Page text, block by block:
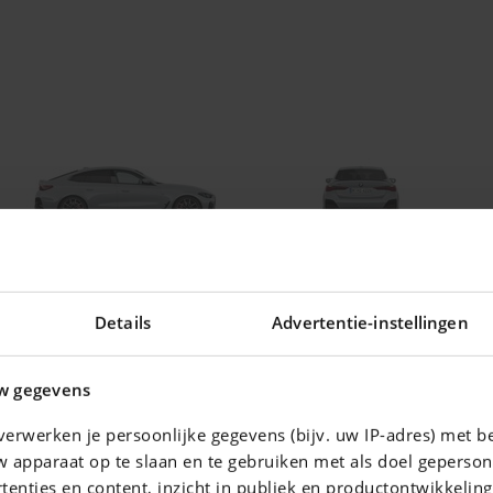
Details Advertentie-instellingen
gegevens
je persoonlijke gegevens (bijv. uw IP-adres) met
op te slaan en te gebruiken met als doel
en content, inzicht in publiek en